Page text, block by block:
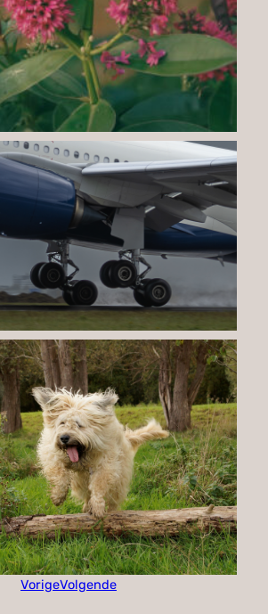
VorigeVolgende